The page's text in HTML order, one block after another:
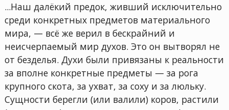
...Наш далёкий предок, живший исключительно
среди конкретных предметов материального
мира, — всё же верил в бескрайний и
неисчерпаемый мир духов. Это он вытворял не
от безделья. Духи были привязаны к реальности
за вполне конкретные предметы — за рога
крупного скота, за ухват, за соху и за люльку.
Сущности берегли (или валили) коров, растили